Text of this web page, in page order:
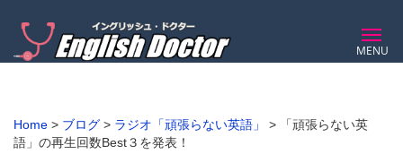
MENU
Home > ブログ > ラジオ「頑張らない英語」 >
「頑張らない英
語」の再生回数Best３を発表！